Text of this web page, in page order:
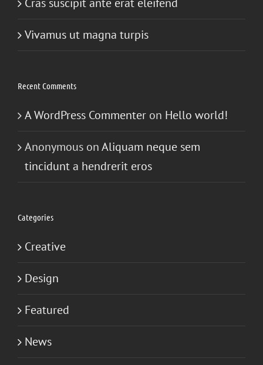
Cras suscipit ante erat eleifend
Vivamus ut magna turpis
Recent Comments
A WordPress Commenter on Hello world!
Anonymous onAliquam neque sem
tincidunt a hendrerit eros
Categories
Creative
Design
Featured
News